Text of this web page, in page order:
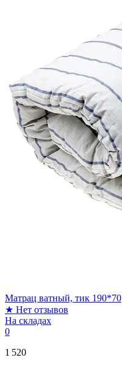
Матрац ватный, тик 190*70
★ Нет отзывов
На складах
0
1 520